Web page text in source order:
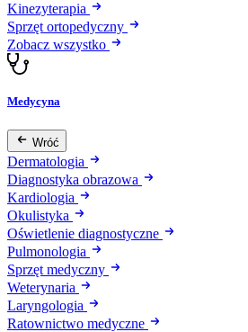
Kinezyterapia
Sprzęt ortopedyczny
Zobacz wszystko
Medycyna
Wróć
Dermatologia
Diagnostyka obrazowa
Kardiologia
Okulistyka
Oświetlenie diagnostyczne
Pulmonologia
Sprzęt medyczny
Weterynaria
Laryngologia
Ratownictwo medyczne